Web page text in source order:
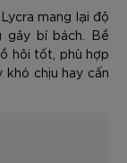
mang lại độ
gây bí bách. Bề
hôi tốt, phù hợp
chịu hay cấn